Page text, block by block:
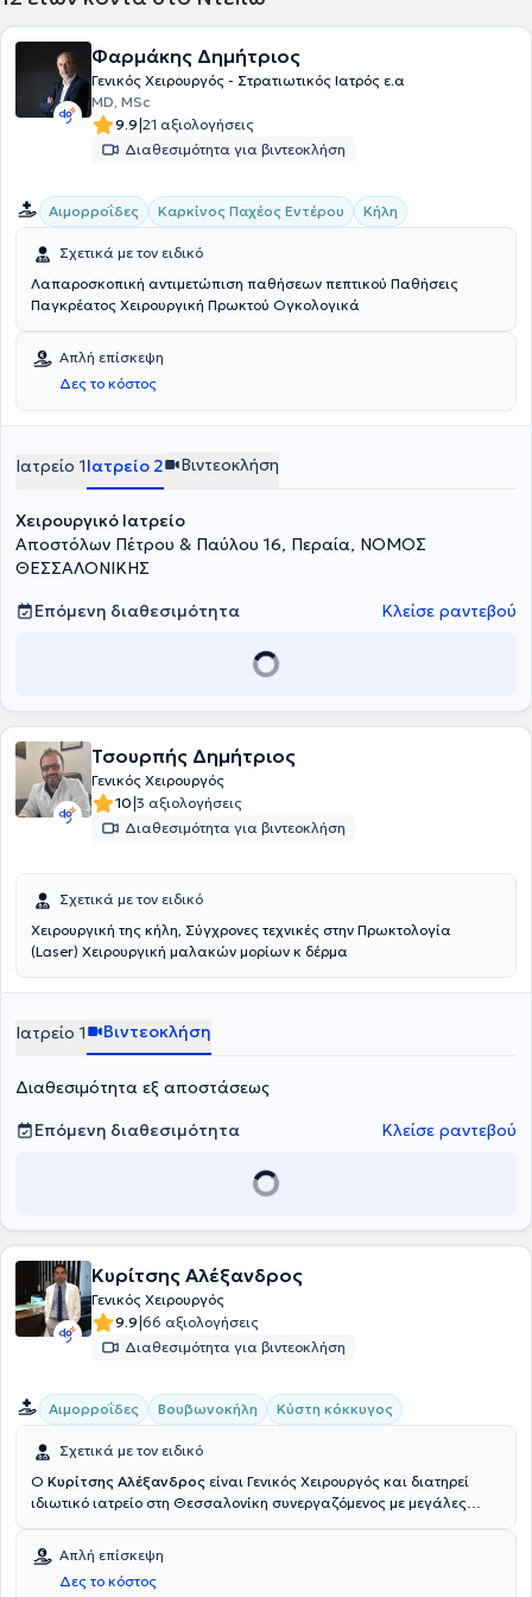
Φαρμάκης Δημήτριος
Γενικός Χειρουργός - Στρατιωτικός Ιατρός ε.α
MD, MSc
9.9|21 αξιολογήσεις
Διαθεσιμότητα για βιντεοκλήση
Αιμορροΐδες Καρκίνος Παχέος Εντέρου Κήλη
Σχετικά με τον ειδικό
Λαπαροσκοπική αντιμετώπιση παθήσεων πεπτικού Παθήσεις
Παγκρέατος Χειρουργική Πρωκτού Ογκολογικά
Απλή επίσκεψη
Δες το κόστος
Ιατρείο 1Ιατρείο 2 Βιντεοκλήση
Χειρουργικό Ιατρείο
Αποστόλων Πέτρου & Παύλου 16, Περαία, ΝΟΜΟΣ
ΘΕΣΣΑΛΟΝΙΚΗΣ
Επόμενη διαθεσιμότητα
Κλείσε ραντεβού
Τσουρπής Δημήτριος
Γενικός Χειρουργός
10|3 αξιολογήσεις
Διαθεσιμότητα για βιντεοκλήση
Σχετικά με τον ειδικό
Χειρουργική της κήλη, Σύγχρονες τεχνικές στην Πρωκτολογία
(Laser) Χειρουργική μαλακών μορίων κ δέρμα
Ιατρείο 1 Βιντεοκλήση
Διαθεσιμότητα εξ αποστάσεως
Επόμενη διαθεσιμότητα
Κλείσε ραντεβού
Κυρίτσης Αλέξανδρος
Γενικός Χειρουργός
9.9|66 αξιολογήσεις
Διαθεσιμότητα για βιντεοκλήση
Αιμορροΐδες Βουβωνοκήλη Κύστη κόκκυγος
Σχετικά με τον ειδικό
Ο Κυρίτσης Αλέξανδρος είναι Γενικός Χειρουργός και διατηρεί
ιδιωτικό ιατρείο στη Θεσσαλονίκη συνεργαζόμενος με μεγάλες
Αριστοτελείου Πανεπιστημίου Θεσσαλονίκης. Εξειδικεύτηκε στη
Γενική Χειρουργική στο "Γενικό Νοσοκομείο Χαλκιδικής", στο 2ο
Γενικό Νοσοκομείο ΙΚΑ "Η Παναγία" και στο Γενικό Νοσοκομείο
Απλή επίσκεψη
Δες το κόστος